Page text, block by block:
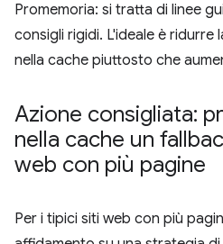
Promemoria: si tratta di linee
consigli rigidi. L'ideale è ridurre
nella cache piuttosto che
Azione consigliata:
nella cache un
web con più pagine
Per i tipici siti web con più